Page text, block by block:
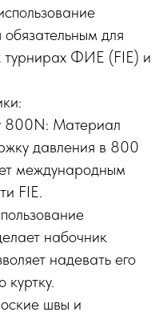
для
турнирах ФИЕ (FIE) и
800N: Материал
давления в 800
международным
FIE.
набочник
надевать его
куртку.
швы и